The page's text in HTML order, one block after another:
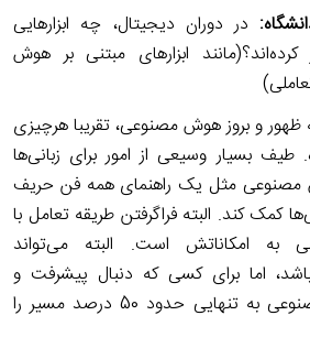
در دوران دیجیتال، چه ابزارهایی
کرده‌اند؟(مانند ابزارهای مبتنی بر هوش
ظهور و بروز هوش مصنوعی، تقریبا هرچیزی
طیف بسیار وسیعی از امور برای زبانی‌ها
مثل یک راهنمای همه فن حریف
کمک کند. البته فراگرفتن طریقه تعامل با
امکاناتش است. البته می‌تواند
اما برای کسی که دنبال پیشرفت و
یادگیری است، هوش مصنوعی به تنهایی حدود 50 درصد مسیر را